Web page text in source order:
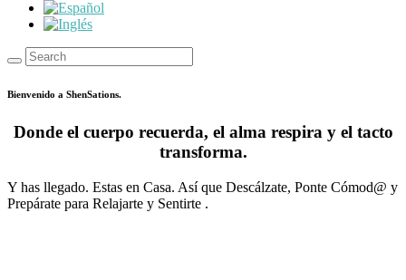
Bienvenido a ShenSations.
Donde el cuerpo recuerda, el alma respira y el tacto
transforma.
Y has llegado. Estas en Casa. Así que Descálzate, Ponte Cómod@ y
Prepárate para Relajarte y Sentirte .